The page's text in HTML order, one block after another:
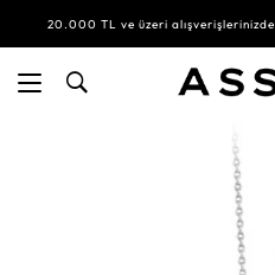
20.000 TL ve üzeri alışverişlerinizde